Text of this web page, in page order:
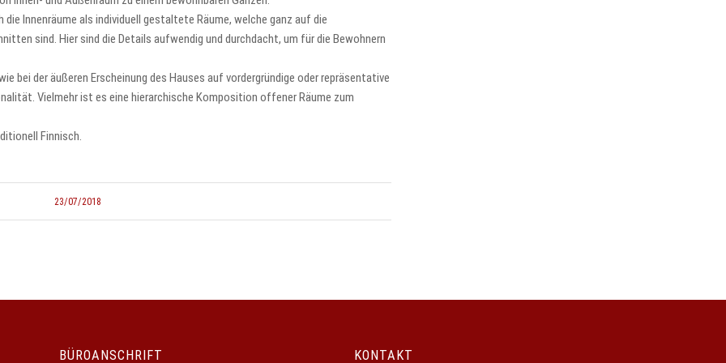
Innenräume als individuell gestaltete Räume, welche ganz auf die
sind. Hier sind die Details aufwendig und durchdacht, um für die Bewohnern
bei der äußeren Erscheinung des Hauses auf vordergründige oder repräsentative
Vielmehr ist es eine hierarchische Komposition offener Räume zum
Finnisch.
23/07/2018
BÜROANSCHRIFT KONTAKT